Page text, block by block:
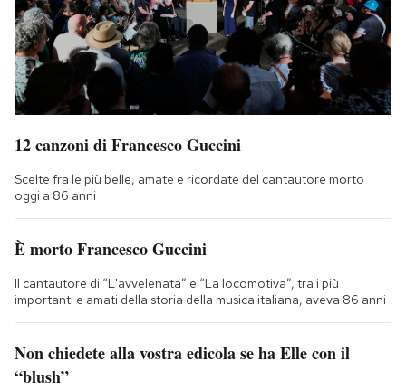
12 canzoni di Francesco Guccini
Scelte fra le più belle, amate e ricordate del cantautore morto
oggi a 86 anni
È morto Francesco Guccini
Il cantautore di “L'avvelenata” e “La locomotiva”, tra i più
importanti e amati della storia della musica italiana, aveva 86 anni
Non chiedete alla vostra edicola se ha Elle con il
“blush”